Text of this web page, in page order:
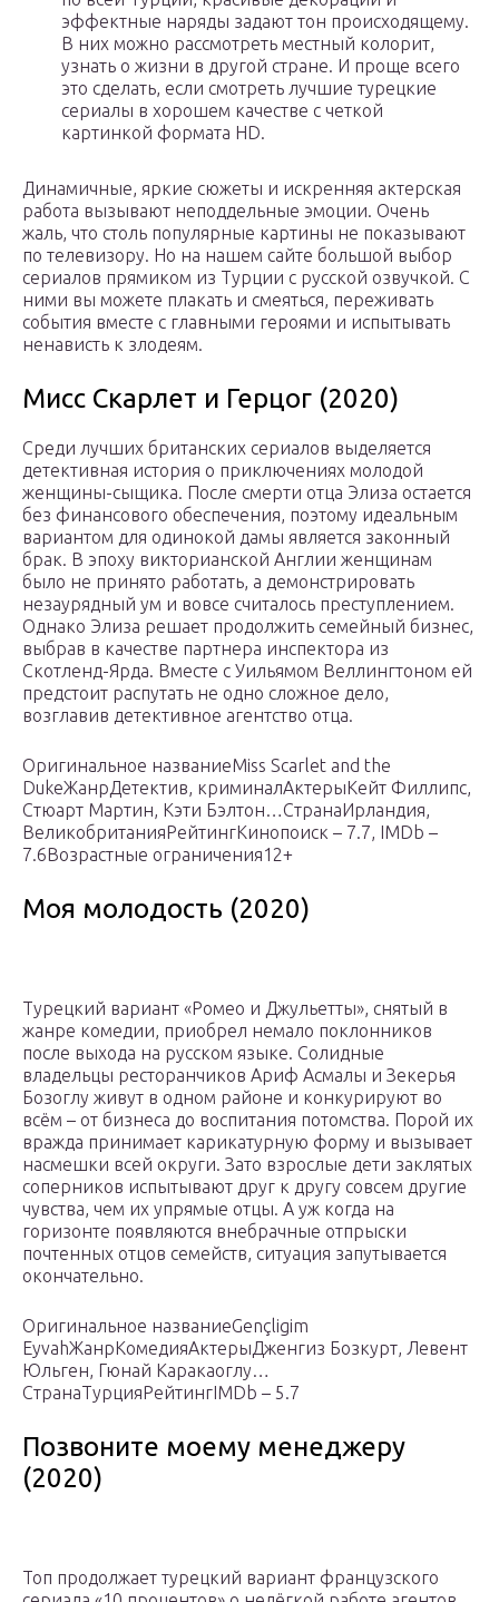
эффектные наряды задают тон происходящему.
В них можно рассмотреть местный колорит,
узнать о жизни в другой стране. И проще всего
это сделать, если смотреть лучшие турецкие
сериалы в хорошем качестве с четкой
картинкой формата HD.
Динамичные, яркие сюжеты и искренняя актерская
работа вызывают неподдельные эмоции. Очень
жаль, что столь популярные картины не показывают
по телевизору. Но на нашем сайте большой выбор
сериалов прямиком из Турции с русской озвучкой. С
ними вы можете плакать и смеяться, переживать
события вместе с главными героями и испытывать
ненависть к злодеям.
Мисс Скарлет и Герцог (2020)
Среди лучших британских сериалов выделяется
детективная история о приключениях молодой
женщины-сыщика. После смерти отца Элиза остается
без финансового обеспечения, поэтому идеальным
вариантом для одинокой дамы является законный
брак. В эпоху викторианской Англии женщинам
было не принято работать, а демонстрировать
незаурядный ум и вовсе считалось преступлением.
Однако Элиза решает продолжить семейный бизнес,
выбрав в качестве партнера инспектора из
Скотленд-Ярда. Вместе с Уильямом Веллингтоном ей
предстоит распутать не одно сложное дело,
возглавив детективное агентство отца.
Оригинальное названиеMiss Scarlet and the
DukeЖанрДетектив, криминалАктерыКейт Филлипс,
Стюарт Мартин, Кэти Бэлтон…СтранаИрландия,
ВеликобританияРейтингКинопоиск – 7.7, IMDb –
7.6Возрастные ограничения12+
Моя молодость (2020)
Турецкий вариант «Ромео и Джульетты», снятый в
жанре комедии, приобрел немало поклонников
после выхода на русском языке. Солидные
владельцы ресторанчиков Ариф Асмалы и Зекерья
Бозоглу живут в одном районе и конкурируют во
всём – от бизнеса до воспитания потомства. Порой их
вражда принимает карикатурную форму и вызывает
насмешки всей округи. Зато взрослые дети заклятых
соперников испытывают друг к другу совсем другие
чувства, чем их упрямые отцы. А уж когда на
горизонте появляются внебрачные отпрыски
почтенных отцов семейств, ситуация запутывается
окончательно.
Оригинальное названиеGençligim
EyvahЖанрКомедияАктерыДженгиз Бозкурт, Левент
Юльген, Гюнай Каракаоглу…
СтранаТурцияРейтингIMDb – 5.7
Позвоните моему менеджеру
(2020)
Топ продолжает турецкий вариант французского